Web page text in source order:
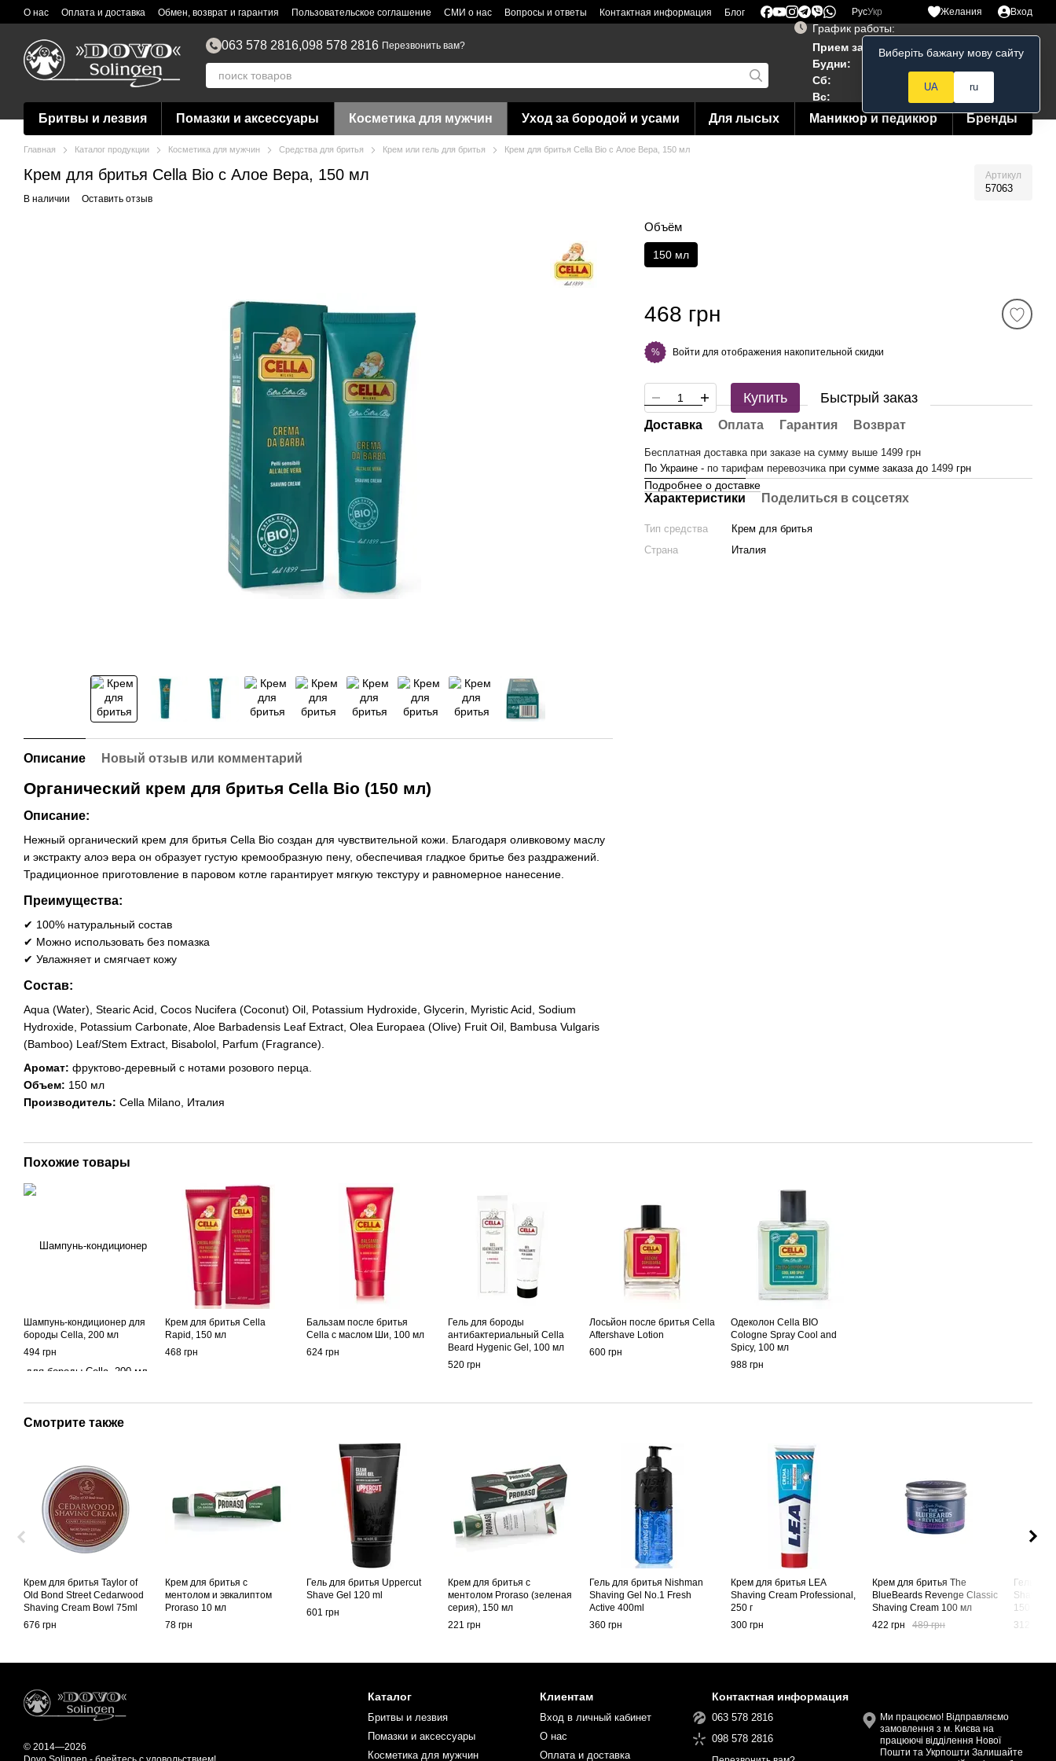
Перейти к основному контенту
О нас Оплата и доставка Обмен, возврат и гарантия Пользовательское соглашение СМИ о нас Вопросы и ответы Контактная информация Блог РусУкр Желания Вход
063 578 2816,098 578 2816 Перезвонить вам?
График работы:
Прием заказов 24/7
Будни:
10:00–19:00
Сб:
12:00–18:00
Вс:
Мой заказ
Бритвы и лезвия Помазки и аксессуары Косметика для мужчин Уход за бородой и усами Для лысых Маникюр и педикюр Бренды
Главная Каталог продукции Косметика для мужчин Средства для бритья Крем или гель для бритья Крем для бритья Cella Bio с Алое Вера, 150 мл
Крем для бритья Cella Bio с Алое Вера, 150 мл Артикул
57063
В наличии Оставить отзыв
Описание Новый отзыв или комментарий
Органический крем для бритья Cella Bio (150 мл)
Описание:
Нежный органический крем для бритья Cella Bio создан для чувствительной кожи. Благодаря оливковому маслу
и экстракту алоэ вера он образует густую кремообразную пену, обеспечивая гладкое бритье без раздражений.
Традиционное приготовление в паровом котле гарантирует мягкую текстуру и равномерное нанесение.
Преимущества:
✔ 100% натуральный состав
✔ Можно использовать без помазка
✔ Увлажняет и смягчает кожу
Состав:
Aqua (Water), Stearic Acid, Cocos Nucifera (Coconut) Oil, Potassium Hydroxide, Glycerin, Myristic Acid, Sodium
Hydroxide, Potassium Carbonate, Aloe Barbadensis Leaf Extract, Olea Europaea (Olive) Fruit Oil, Bambusa Vulgaris
(Bamboo) Leaf/Stem Extract, Bisabolol, Parfum (Fragrance).
Аромат: фруктово-деревный с нотами розового перца.
Объем: 150 мл
Производитель: Cella Milano, Италия
Объём
150 мл
468 грн
% Войти для отображения накопительной скидки
Купить Быстрый заказ
Доставка Оплата Гарантия Возврат
Бесплатная доставка при заказе на сумму выше 1499 грн
По Украине - по тарифам перевозчикапри сумме заказа до 1499 грн
Подробнее о доставке
Характеристики Поделиться в соцсетях
Тип средства
Крем для бритья
Страна
Италия
Похожие товары
Шампунь-кондиционер для
бороды Cella, 200 мл
494 грн
Крем для бритья Cella
Rapid, 150 мл
468 грн
Бальзам после бритья
Cella с маслом Ши, 100 мл
624 грн
Гель для бороды
антибактериальный Cella
Beard Hygenic Gel, 100 мл
520 грн
Лосьйон после бритья Cella
Aftershave Lotion
600 грн
Одеколон Cella BIO
Cologne Spray Cool and
Spicy, 100 мл
988 грн
Смотрите также
Крем для бритья Taylor of
Old Bond Street Cedarwood
Shaving Cream Bowl 75ml
676 грн
Крем для бритья с
ментолом и эвкалиптом
Proraso 10 мл
78 грн
Гель для бритья Uppercut
Shave Gel 120 ml
601 грн
Крем для бритья с
ментолом Proraso (зеленая
серия), 150 мл
221 грн
Гель для бритья Nishman
Shaving Gel No.1 Fresh
Active 400ml
360 грн
Крем для бритья LEA
Shaving Cream Professional,
250 г
300 грн
Крем для бритья The
BlueBeards Revenge Classic
Shaving Cream 100 мл
422 грн
489 грн
Гель
Shaving
150 мл
312 грн
© 2014—2026
Каталог
Бритвы и лезвия
Помазки и аксессуары
Косметика для мужчин
Клиентам
Вход в личный кабинет
О нас
Оплата и доставка
Контактная информация
063 578 2816
098 578 2816
Ми працюємо! Відправляємо
замовлення з м. Києва на
працюючі відділення Нової
Пошти та Укрпошти Залишайте
Виберіть бажану мову сайту
UA ru